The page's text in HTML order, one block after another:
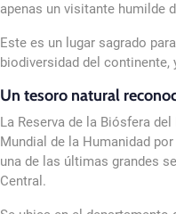
apenas un visitante humilde
Este es un lugar sagrado
biodiversidad del continente,
Un tesoro natural
La Reserva de la Biósfera
Mundial de la Humanidad
una de las últimas grandes
Central.